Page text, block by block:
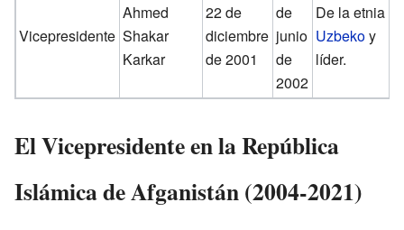
Vicepresidente
Ahmed
Shakar
Karkar
22 de
diciembre
de 2001
de
junio
de
2002
De la etnia
Uzbekoy
líder.
El Vicepresidente en la República
Islámica de Afganistán (2004-2021)